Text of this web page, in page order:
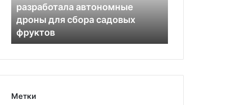
сбора
садовых
фруктов
разработала автономные
дроны для сбора садовых
фруктов
Метки